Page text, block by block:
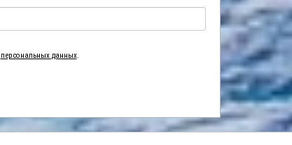
персональных данных.